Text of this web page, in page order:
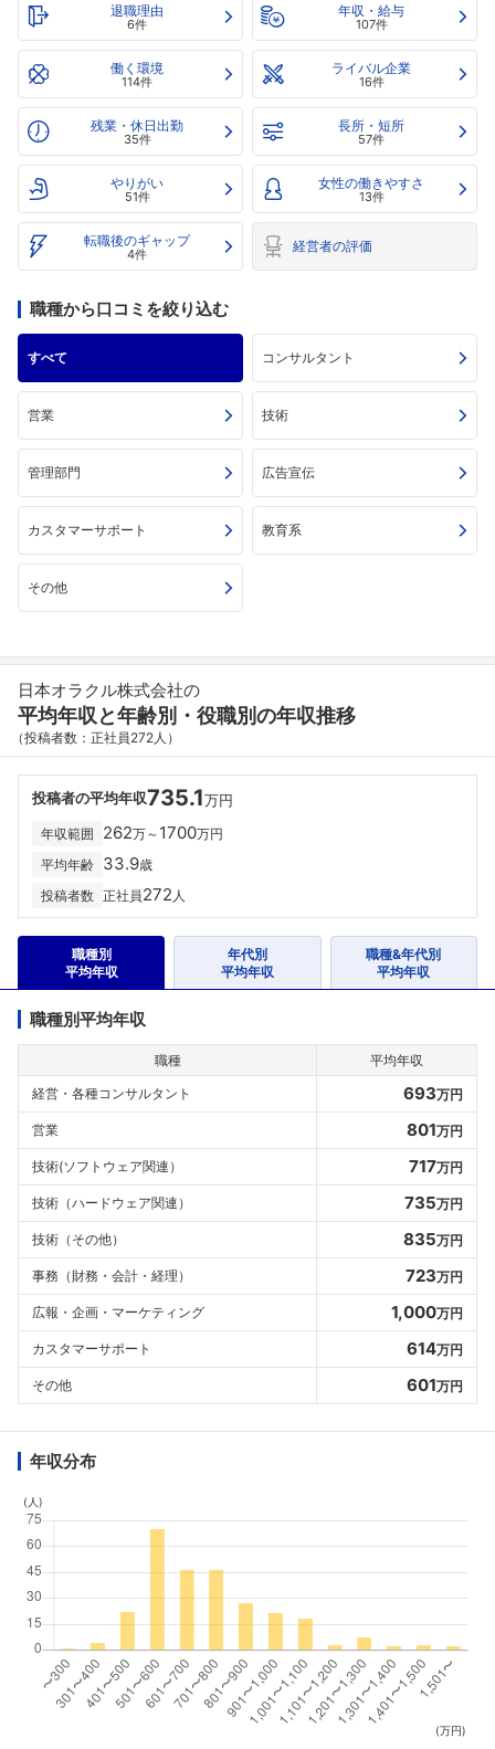
退職理由
6件
年収・給与
107件
働く環境
114件
ライバル企業
16件
残業・休日出勤
35件
長所・短所
57件
やりがい
51件
女性の働きやすさ
13件
転職後のギャップ
4件 経営者の評価
職種から口コミを絞り込む
すべて コンサルタント
営業 技術
管理部門 広告宣伝
カスタマーサポート 教育系
その他
日本オラクル株式会社の
平均年収と年齢別・役職別の年収推移
（投稿者数：正社員272人）
投稿者の平均年収735.1万円
年収範囲 262万～ 1700万円
平均年齢 33.9歳
投稿者数 正社員272 人
職種別
平均年収
年代別
平均年収
職種&年代別
平均年収
職種別平均年収
職種
平均年収
経営・各種コンサルタント
693万円
営業 801万円
技術(ソフトウェア関連） 717万円
技術（ハードウェア関連） 735万円
技術（その他） 835万円
事務（財務・会計・経理） 723万円
広報・企画・マーケティング 1,000万円
カスタマーサポート 614万円
その他 601万円
年収分布
(人)
(万円)